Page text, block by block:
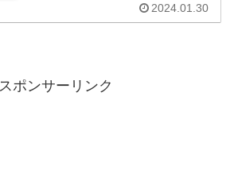
2024.01.30
スポンサーリンク